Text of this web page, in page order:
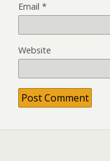
Email *
Website